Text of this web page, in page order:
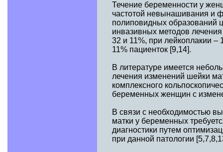
Течение беременности у
частотой невынашивания и
полиповидных образований
инвазивных методов
32 и 11%, при лейкоплакии –
11% пациенток [9,14].
В литературе имеется
лечения изменений шейки
комплексного
беременных женщин с
В связи с необходимостью
матки у беременных
диагностики путем
при данной патологии